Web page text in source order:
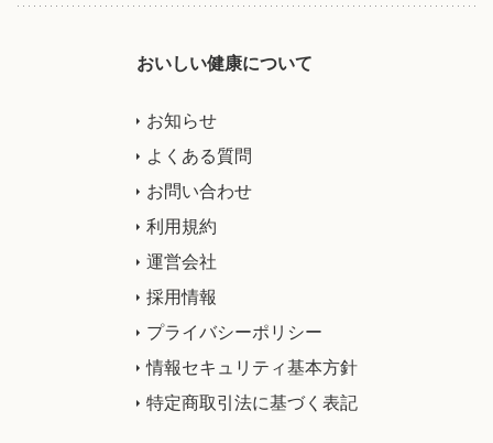
おいしい健康について
お知らせ
よくある質問
お問い合わせ
利用規約
運営会社
採用情報
プライバシーポリシー
情報セキュリティ基本方針
特定商取引法に基づく表記